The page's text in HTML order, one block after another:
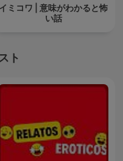
イミコワ | 意味がわかると怖
い話
ト